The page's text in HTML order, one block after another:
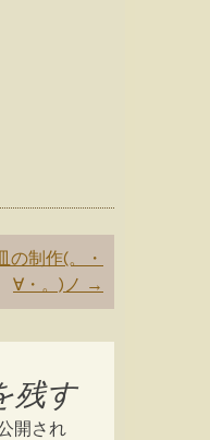
の制作(。・
∀・。)ノ →
残す
開され